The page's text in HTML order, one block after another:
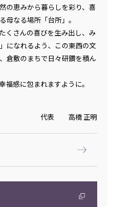
の恵みから暮らしを彩り、喜
母なる場所「台所」。
くさんの喜びを生み出し、み
になれるよう、この東西の文
倉敷のまちで日々研鑽を積ん
福感に包まれますように。
代表 高橋 正明